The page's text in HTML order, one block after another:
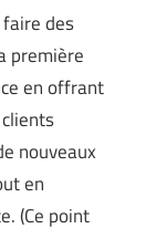
des
première
en offrant
nouveaux
en
(Ce point